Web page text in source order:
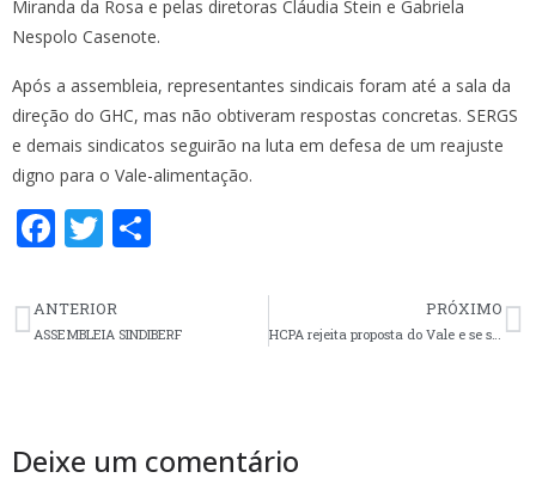
Miranda da Rosa e pelas diretoras Cláudia Stein e Gabriela
Nespolo Casenote.
Após a assembleia, representantes sindicais foram até a sala da
direção do GHC, mas não obtiveram respostas concretas. SERGS
e demais sindicatos seguirão na luta em defesa de um reajuste
digno para o Vale-alimentação.
F
e
b
k
T
itt
er e
ANTERIOR
ASSEMBLEIA SINDIBERF
PRÓXIMO
HCPA rejeita proposta do Vale e se soma à GHC na luta por reajuste digno
Deixe um comentário